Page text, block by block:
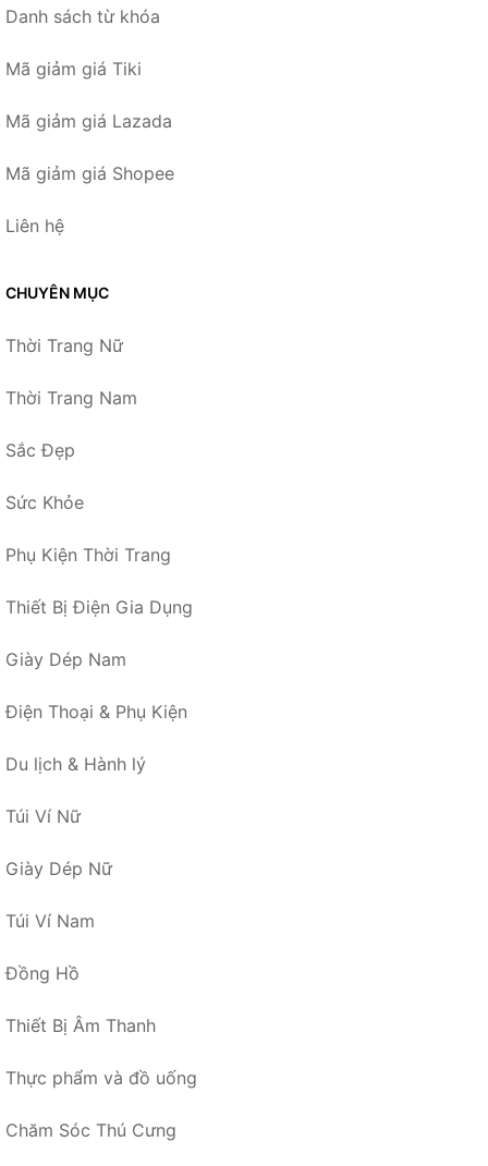
Danh sách từ khóa
Mã giảm giá Tiki
Mã giảm giá Lazada
Mã giảm giá Shopee
Liên hệ
CHUYÊN MỤC
Thời Trang Nữ
Thời Trang Nam
Sắc Đẹp
Sức Khỏe
Phụ Kiện Thời Trang
Thiết Bị Điện Gia Dụng
Giày Dép Nam
Điện Thoại & Phụ Kiện
Du lịch & Hành lý
Túi Ví Nữ
Giày Dép Nữ
Túi Ví Nam
Đồng Hồ
Thiết Bị Âm Thanh
Thực phẩm và đồ uống
Chăm Sóc Thú Cưng